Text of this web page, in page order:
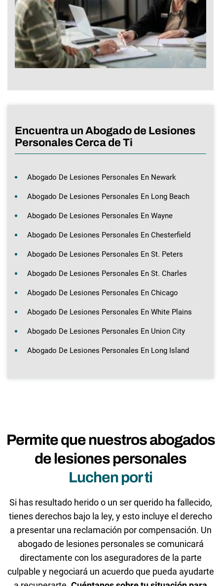
Encuentra un Abogado de Lesiones
Personales Cerca de Ti
Abogado De Lesiones Personales En Newark
Abogado De Lesiones Personales En Long Beach
Abogado De Lesiones Personales En Wayne
Abogado De Lesiones Personales En Chesterfield
Abogado De Lesiones Personales En St. Peters
Abogado De Lesiones Personales En St. Charles
Abogado De Lesiones Personales En Chicago
Abogado De Lesiones Personales En White Plains
Abogado De Lesiones Personales En Union City
Abogado De Lesiones Personales En Long Island
Permite que nuestros abogados
de lesiones personales
Luchen por ti
Si has resultado herido o un ser querido ha fallecido,
tienes derechos bajo la ley, y esto incluye el derecho
a presentar una reclamación por compensación. Un
abogado de lesiones personales se comunicará
directamente con los aseguradores de la parte
culpable y negociará un acuerdo que pueda ayudarte